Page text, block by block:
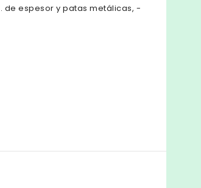
de espesor y patas metálicas, -